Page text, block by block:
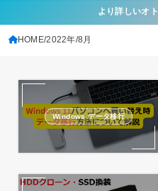
より詳しいオ
HOME 2022年 8月
Windows データ移行